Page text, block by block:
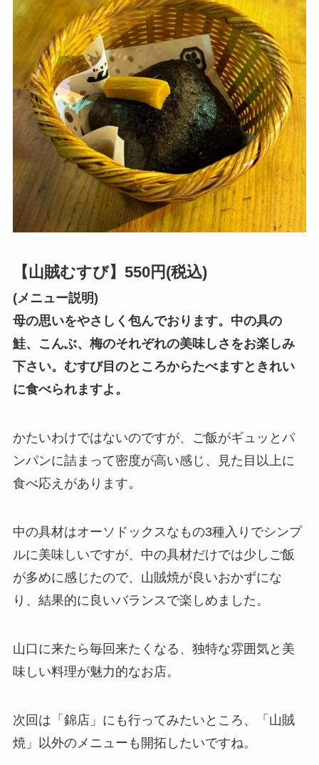
【山賊むすび】550円(税込)
(メニュー説明)
母の思いをやさしく包んでおります。中の具の
鮭、こんぶ、梅のそれぞれの美味しさをお楽しみ
下さい。むすび目のところからたべますときれい
に食べられますよ。
かたいわけではないのですが、ご飯がギュッとパ
ンパンに詰まって密度が高い感じ、見た目以上に
食べ応えがあります。
中の具材はオーソドックスなもの3種入りでシンプ
ルに美味しいですが、中の具材だけでは少しご飯
が多めに感じたので、山賊焼が良いおかずにな
り、結果的に良いバランスで楽しめました。
山口に来たら毎回来たくなる、独特な雰囲気と美
味しい料理が魅力的なお店。
次回は「錦店」にも行ってみたいところ、「山賊
焼」以外のメニューも開拓したいですね。